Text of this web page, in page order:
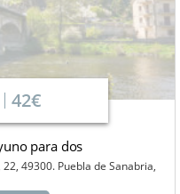
42€
para dos
49300. Puebla de Sanabria,